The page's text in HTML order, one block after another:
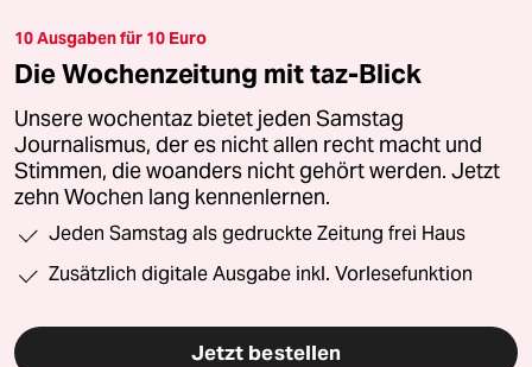
10 Ausgaben für 10 Euro
Die Wochenzeitung mit taz-Blick
Unsere wochentaz bietet jeden Samstag
Journalismus, der es nicht allen recht macht und
Stimmen, die woanders nicht gehört werden. Jetzt
zehn Wochen lang kennenlernen.
Jeden Samstag als gedruckte Zeitung frei Haus
Zusätzlich digitale Ausgabe inkl. Vorlesefunktion
Jetzt bestellen